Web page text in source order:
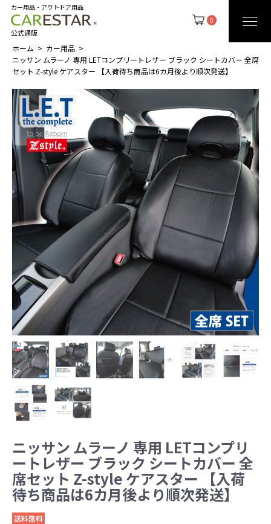
0
カー用品・アウトドア用品
公式通販
ホーム
カー用品
ニッサン ムラーノ 専用 LETコンプリートレザー ブラック シートカバー 全席
セット Z-style ケアスター 【入荷待ち商品は6カ月後より順次発送】
ニッサン ムラーノ 専用 LETコンプリ
ートレザー ブラック シートカバー 全
席セット Z-style ケアスター 【入荷
待ち商品は6カ月後より順次発送】
送料無料